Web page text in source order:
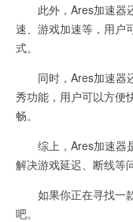
此外，Ares加速器
速、游戏加速等，用户
式。
同时，Ares加速器
秀功能，用户可以方便
畅。
综上，Ares加速器是
解决游戏延迟、断线等
如果你正在寻找一款
吧。